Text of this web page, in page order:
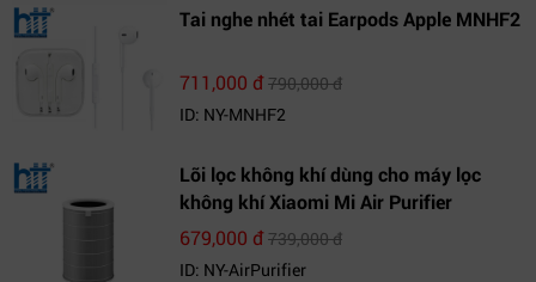
Tai nghe nhét tai Earpods Apple MNHF2
711,000 đ790,000 đ
ID: NY-MNHF2
Lõi lọc không khí dùng cho máy lọc
không khí Xiaomi Mi Air Purifier
679,000 đ739,000 đ
ID: NY-AirPurifier